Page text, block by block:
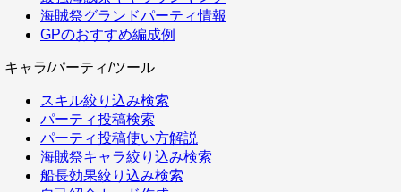
海賊祭グランドパーティ情報
GPのおすすめ編成例
キャラ/パーティ/ツール
スキル絞り込み検索
パーティ投稿検索
パーティ投稿使い方解説
海賊祭キャラ絞り込み検索
船長効果絞り込み検索